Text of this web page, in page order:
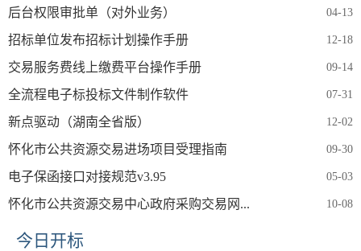
后台权限审批单（对外业务） 04-13
招标单位发布招标计划操作手册 12-18
交易服务费线上缴费平台操作手册 09-14
全流程电子标投标文件制作软件 07-31
新点驱动（湖南全省版） 12-02
怀化市公共资源交易进场项目受理指南 09-30
电子保函接口对接规范v3.95 05-03
怀化市公共资源交易中心政府采购交易网... 10-08
今日开标